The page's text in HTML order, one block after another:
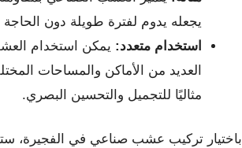
يجعله يدوم لفترة طويلة دون الحاجة
استخدام متعدد: يمكن استخدام
العديد من الأماكن والمساحات
مثاليًا للتجميل والتحسين البصري.
باختيار تركيب عشب صناعي في الفجيرة،